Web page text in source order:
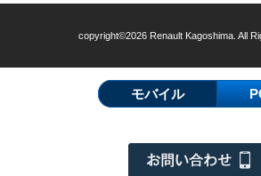
copyright©2026 Renault Kagoshima. All
モバイル